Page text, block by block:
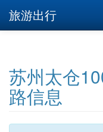
旅游出行
苏州太仓
路信息